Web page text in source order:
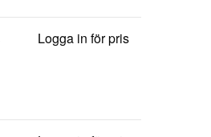
Logga in för pris